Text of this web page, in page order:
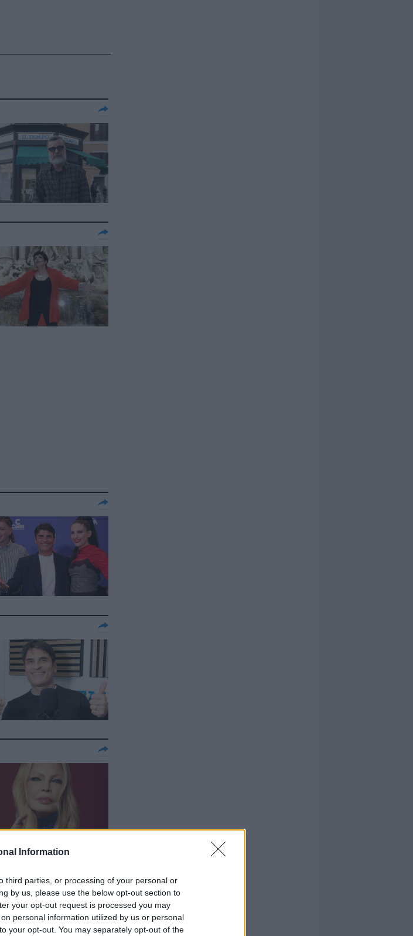
Information
third parties, or processing of your personal or
by us, please use the below opt-out section to
your opt-out request is processed you may
personal information utilized by us or personal
your opt-out. You may separately opt-out of the